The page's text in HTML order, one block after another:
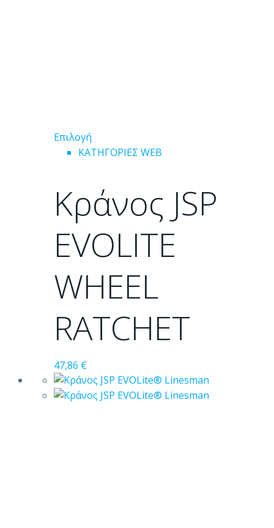
Επιλογή
το
πολλαπλές
παραλλαγές.
επιλογές
μπορούν
να
επιλεγούν
σελίδα
του
ΚΑΤΗΓΟΡΙΕΣ WEB
Κράνος JSP
EVOLITE
WHEEL
RATCHET
47,86 €